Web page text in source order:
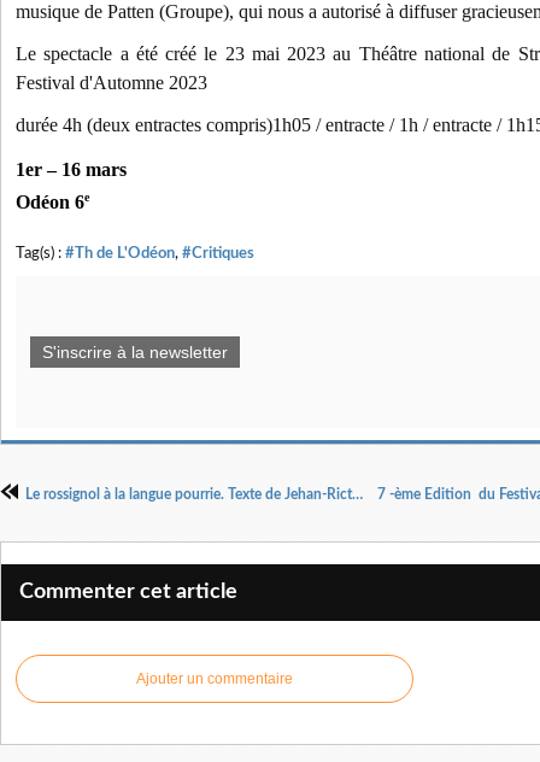
musique de Patten (Groupe), qui nous a autorisé à diffuser
Le spectacle a été créé le 23 mai 2023 au Théâtre national de
Festival d'Automne 2023
durée 4h (deux entractes compris)1h05 / entracte / 1h / entracte /
1er – 16 mars
Odéon 6e
Tag(s) : #Th de L'Odéon, #Critiques
S'inscrire à la newsletter
Le rossignol à la langue pourrie. Texte de Jehan-Rictus. Mise en scène Guy-Pierre Couleau. Interprétation Agathe Quelquejay.
Commenter cet article
Ajouter un commentaire